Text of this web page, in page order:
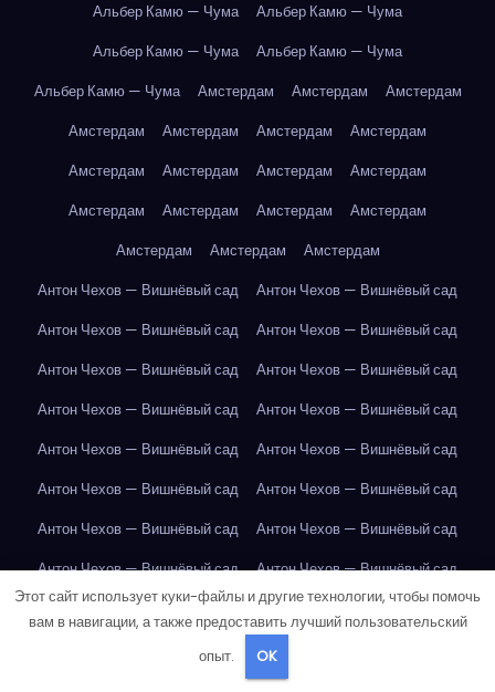
Альбер Камю — Чума
Альбер Камю — Чума
Альбер Камю — Чума
Альбер Камю — Чума
Альбер Камю — Чума
Амстердам Амстердам
Амстердам
Амстердам
Амстердам Амстердам
Амстердам
Амстердам
Амстердам Амстердам
Амстердам
Амстердам
Амстердам Амстердам
Амстердам
Амстердам
Амстердам
Амстердам
Антон Чехов — Вишнёвый сад
Антон Чехов — Вишнёвый сад
Антон Чехов — Вишнёвый сад
Антон Чехов — Вишнёвый сад
Антон Чехов — Вишнёвый сад
Антон Чехов — Вишнёвый сад
Антон Чехов — Вишнёвый сад
Антон Чехов — Вишнёвый сад
Антон Чехов — Вишнёвый сад
Антон Чехов — Вишнёвый сад
Антон Чехов — Вишнёвый сад
Антон Чехов — Вишнёвый сад
Антон Чехов — Вишнёвый сад
Антон Чехов — Вишнёвый сад
Антон Чехов — Вишнёвый сад
Антон Чехов — Вишнёвый сад
Антон Чехов — Вишнёвый сад
Антон Чехов — Вишнёвый сад
Антон Чехов — Вишнёвый сад
Антон Чехов — Вишнёвый сад
Этот сайт использует куки-файлы и другие технологии, чтобы помочь
вам в навигации, а также предоставить лучший пользовательский
опыт.
OK